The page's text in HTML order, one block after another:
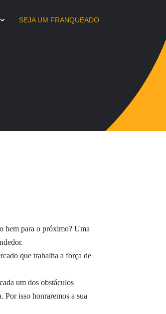
SEJA UM FRANQUEADO
bem para o próximo? Uma
que trabalha a força de
um dos obstáculos
Por isso honraremos a sua